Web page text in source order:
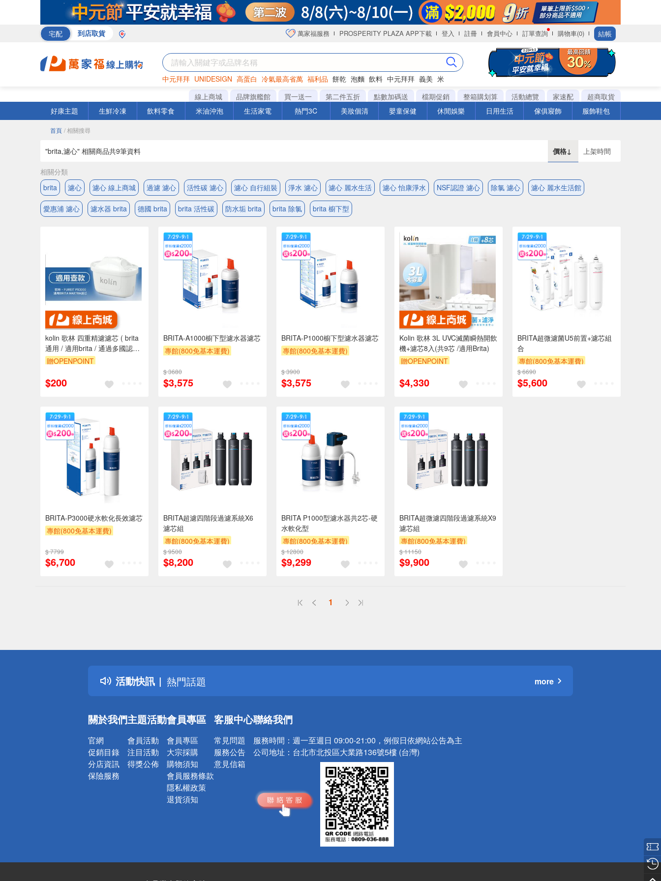
宅配 到店取貨 萬家福服務 PROSPERITY PLAZA APP下載 登入 註冊 會員中心 訂單查詢 購物車(0) 結帳
中元拜拜 UNIDESIGN 高蛋白 冷氣最高省萬 福利品 餅乾 泡麵 飲料 中元拜拜 義美 米
罐頭 咖啡 海苔
線上商城 品牌旗艦館 買一送一 第二件五折 點數加碼送 檔期促銷 整箱購划算 活動總覽 家速配
超商取貨
好康主題
生鮮冷凍 飲料零食 米油沖泡 生活家電 熱門3C 美妝個清 嬰童保健 休閒娛樂 日用生活 傢俱寢飾 服飾鞋包
首頁 / 相關搜尋
"brita,濾心" 相關商品共9筆資料 價格↓ 上架時間
相關分類
brita
濾心 濾心 線上商城 過濾 濾心 活性碳 濾心 濾心 自行組裝 淨水 濾心 濾心 麗水生活 濾心 怡康淨水 NSF認證 濾心 除氯 濾心 濾心 麗水生活館
愛惠浦 濾心 濾水器 brita 德國 brita brita 活性碳 防水垢 brita brita 除氯 brita 櫥下型
kolin 歌林 四重精濾濾芯 ( brita
通用 / 適用brita / 通過多國認證 /
加碼 雙重水質認證)
贈OPENPOINT
$200
BRITA-A1000櫥下型濾水器濾芯
專館(800免基本運費)
$ 3680
$3,575
BRITA-P1000櫥下型濾水器濾芯
專館(800免基本運費)
$ 3900
$3,575
Kolin 歌林 3L UVC滅菌瞬熱開飲
機+濾芯8入(共9芯 /適用Brita)
贈OPENPOINT
$4,330
BRITA超微濾菌U5前置+濾芯組
合
專館(800免基本運費)
滿額9折
$ 6690
$5,600
BRITA-P3000硬水軟化長效濾芯
專館(800免基本運費)
$ 7799
$6,700
BRITA超濾四階段過濾系統X6
濾芯組
專館(800免基本運費)
滿額9折
$ 9500
$8,200
BRITA P1000型濾水器共2芯-硬
水軟化型
專館(800免基本運費)
滿額9折
$ 12800
$9,299
BRITA超微濾四階段過濾系統X9
濾芯組
專館(800免基本運費)
滿額9折
$ 11150
$9,900
1
活動快訊
詐騙網頁！請小心！
得獎公告
熱門話題
銀行優惠
詐騙網頁！請小心！
more
關於我們
官網
促銷目錄
分店資訊
保險服務
主題活動
會員活動
注目活動
得獎公佈
會員專區
會員專區
大宗採購
購物須知
會員服務條款
隱私權政策
退貨須知
客服中心
常見問題
服務公告
意見信箱
聯絡我們
服務時間： 週一至週日 09:00-21:00，例假日依網站公告為主
公司地址： 台北市北投區大業路136號5樓 (台灣)